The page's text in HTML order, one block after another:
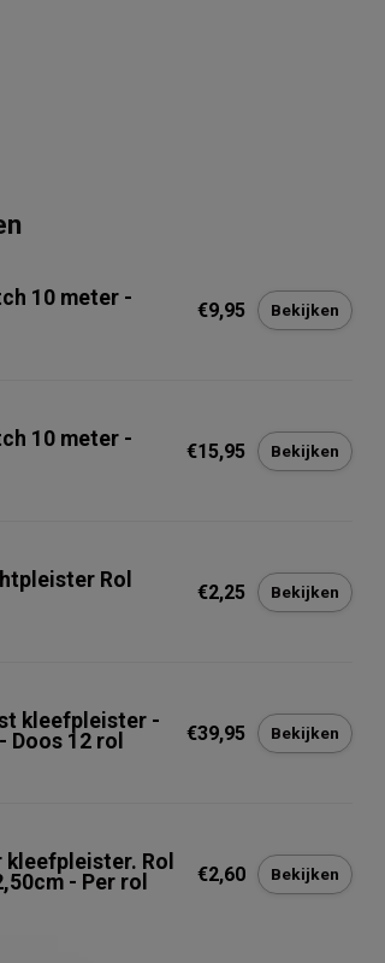
10 meter -
€9,95 Bekijken
10 meter -
€15,95 Bekijken
Rol
€2,25 Bekijken
kleefpleister -
Doos 12 rol
€39,95 Bekijken
kleefpleister. Rol
- Per rol
€2,60 Bekijken